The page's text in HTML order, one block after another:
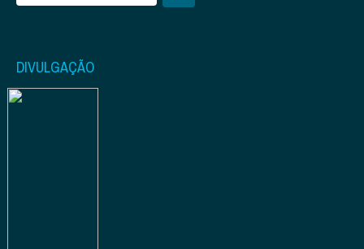
DIVULGAÇÃO